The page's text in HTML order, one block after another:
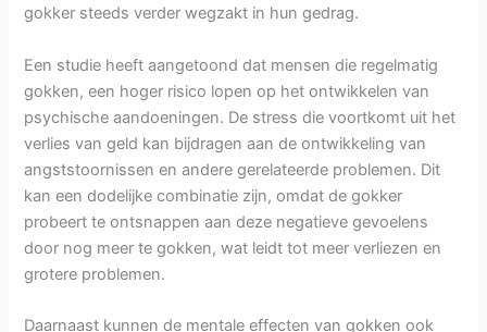
gokker steeds verder wegzakt in hun gedrag.
Een studie heeft aangetoond dat mensen die regelmatig
gokken, een hoger risico lopen op het ontwikkelen van
psychische aandoeningen. De stress die voortkomt uit het
verlies van geld kan bijdragen aan de ontwikkeling van
angststoornissen en andere gerelateerde problemen. Dit
kan een dodelijke combinatie zijn, omdat de gokker
probeert te ontsnappen aan deze negatieve gevoelens
door nog meer te gokken, wat leidt tot meer verliezen en
grotere problemen.
Daarnaast kunnen de mentale effecten van gokken ook